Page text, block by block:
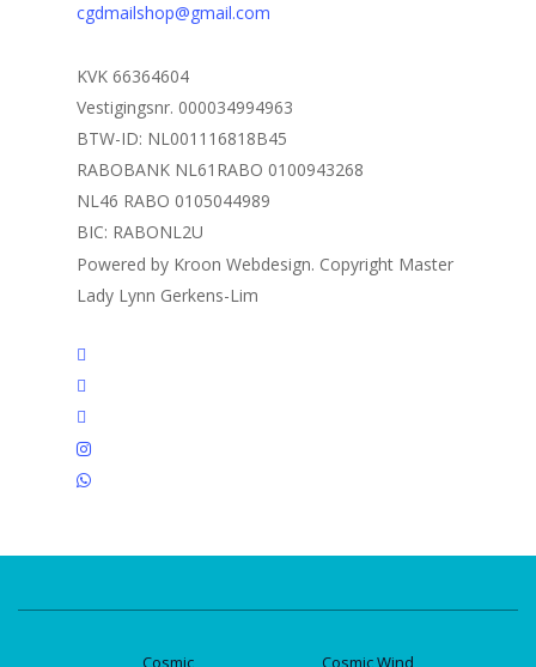
cgdmailshop@gmail.com
KVK 66364604
Vestigingsnr. 000034994963
BTW-ID: NL001116818B45
RABOBANK NL61RABO 0100943268
NL46 RABO 0105044989
BIC: RABONL2U
Powered by Kroon Webdesign. Copyright Master
Lady Lynn Gerkens-Lim
twitter
facebook
linkedin
instagram
whatsapp
Cosmic Cosmic Wind